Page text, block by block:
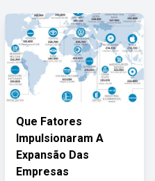
Que Fatores
Impulsionaram A
Expansão Das
Empresas